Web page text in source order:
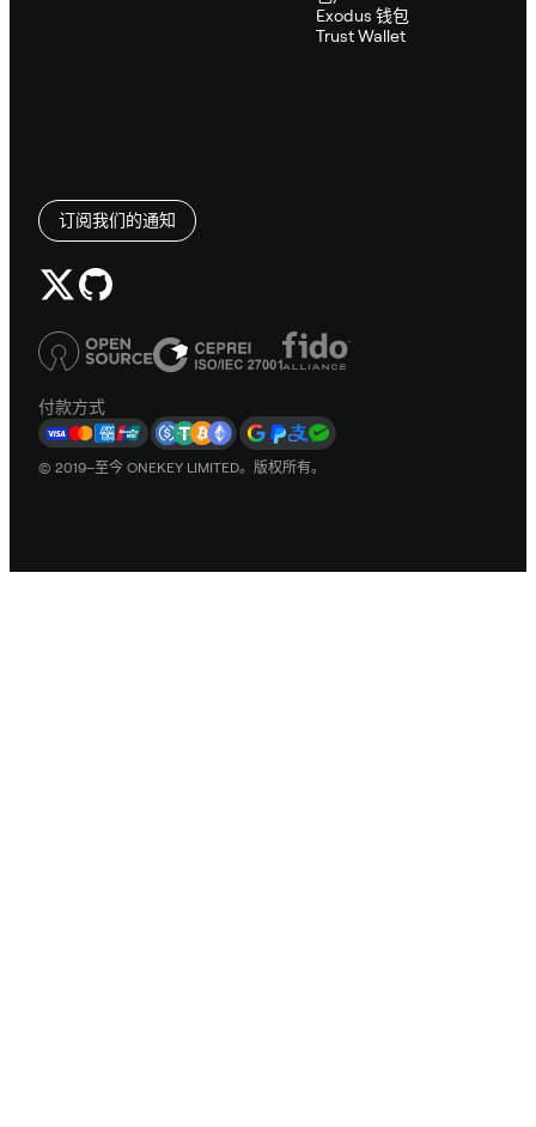
Exodus 钱包
Trust Wallet
订阅我们的通知
付款方式
© 2019–至今 ONEKEY LIMITED。版权所有。